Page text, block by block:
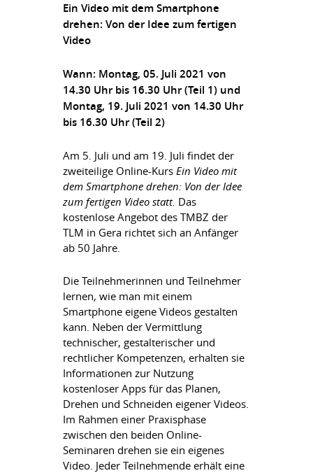
Ein Video mit dem Smartphone
drehen: Von der Idee zum fertigen
Video
Wann: Montag, 05. Juli 2021 von
14.30 Uhr bis 16.30 Uhr (Teil 1) und
Montag, 19. Juli 2021 von 14.30 Uhr
bis 16.30 Uhr (Teil 2)
Am 5. Juli und am 19. Juli findet der
zweiteilige Online-Kurs Ein Video mit
dem Smartphone drehen: Von der Idee
zum fertigen Video statt. Das
kostenlose Angebot des TMBZ der
TLM in Gera richtet sich an Anfänger
ab 50 Jahre.
Die Teilnehmerinnen und Teilnehmer
lernen, wie man mit einem
Smartphone eigene Videos gestalten
kann. Neben der Vermittlung
technischer, gestalterischer und
rechtlicher Kompetenzen, erhalten sie
Informationen zur Nutzung
kostenloser Apps für das Planen,
Drehen und Schneiden eigener Videos.
Im Rahmen einer Praxisphase
zwischen den beiden Online-
Seminaren drehen sie ein eigenes
Video. Jeder Teilnehmende erhält eine